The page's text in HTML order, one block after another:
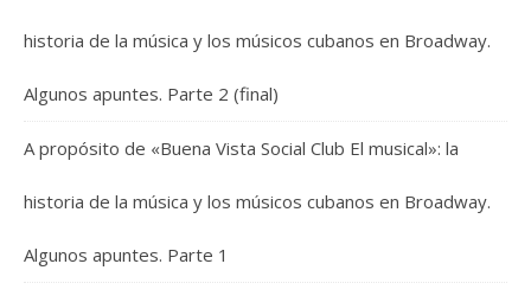
historia de la música y los músicos cubanos en Broadway.
Algunos apuntes. Parte 2 (final)
A propósito de «Buena Vista Social Club El musical»: la
historia de la música y los músicos cubanos en Broadway.
Algunos apuntes. Parte 1